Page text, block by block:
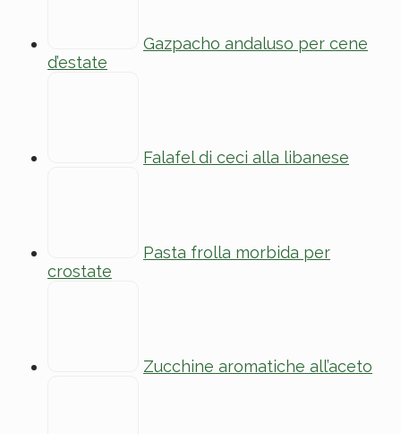
Gazpacho andaluso per cene
d’estate
Falafel di ceci alla libanese
Pasta frolla morbida per
crostate
Zucchine aromatiche all’aceto